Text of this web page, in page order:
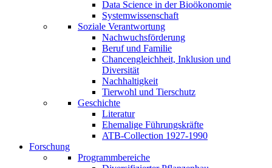
Data Science in der Bioökonomie
Systemwissenschaft
Soziale Verantwortung
Nachwuchsförderung
Beruf und Familie
Chancengleichheit, Inklusion und
Diversität
Nachhaltigkeit
Tierwohl und Tierschutz
Geschichte
Literatur
Ehemalige Führungskräfte
ATB-Collection 1927-1990
Forschung
Programmbereiche